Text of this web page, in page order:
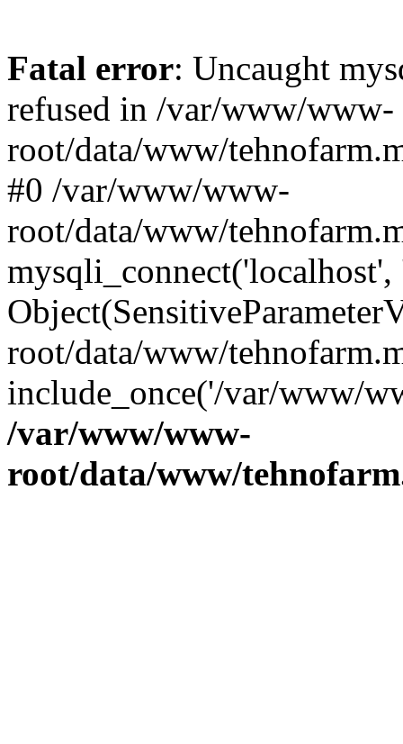
Fatal error: Uncaught
refused in /var/www/www-
root/data/www/
#0 /var/www/www-
root/data/www/
mysqli_connect('localhost',
root/data/www/
include_once('/var/www/
/var/www/www-
root/data/www/